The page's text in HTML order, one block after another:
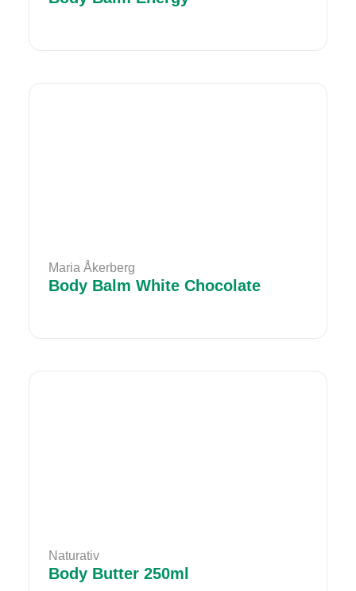
Maria Åkerberg
Body Balm White Chocolate
Naturativ
Body Butter 250ml